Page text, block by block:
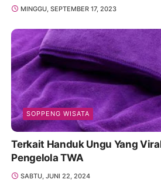
MINGGU, SEPTEMBER 17, 2023
SOPPENG WISATA
Terkait Handuk Ungu Yang
Pengelola TWA
SABTU, JUNI 22, 2024